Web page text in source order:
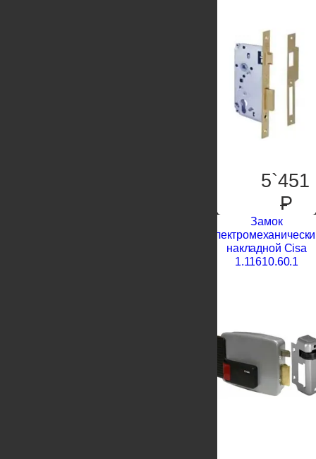
5`451
P
Замок
накладной Cisa
1.11610.60.1